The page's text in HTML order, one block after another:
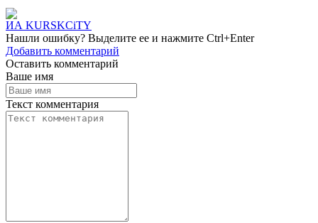
ИА KURSKCiTY
Нашли ошибку? Выделите ее и нажмите Ctrl+Enter
Добавить комментарий
Оставить комментарий
Ваше имя
Текст комментария